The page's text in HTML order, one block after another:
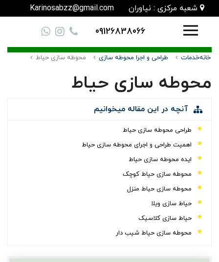
شعبه مرکزی : نیاوران Karinosabzz@gmail.com
09126838066
خانهخدمات طراحی و اجرا محوطه سازی محوطه سازی حیاط
محوطه سازی حیاط
آنچه در این مقاله میخوانیم
طراحی محوطه سازی حیاط
اهمیت طراحی و اجرای محوطه سازی حیاط
ایده محوطه سازی حیاط
محوطه سازی حیاط کوچک
محوطه سازی حیاط منزل
حیاط سازی ویلا
حیاط سازی کلاسیک
محوطه سازی حیاط شیب دار